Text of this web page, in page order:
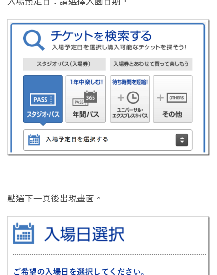
點選下一頁後出現畫面。